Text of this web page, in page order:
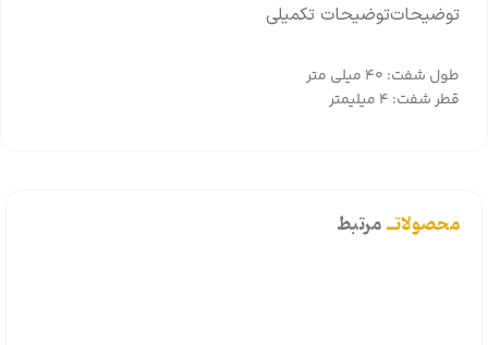
توضیحاتتوضیحات تکمیلی
طول شفت: 40 میلی متر
قطر شفت: 4 میلیمتر
محصولاتــمرتبط